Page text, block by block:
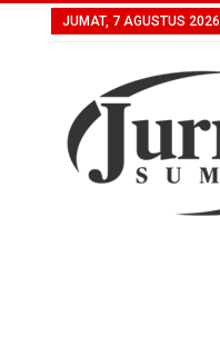
JUMAT, 7 AGUSTUS 2026